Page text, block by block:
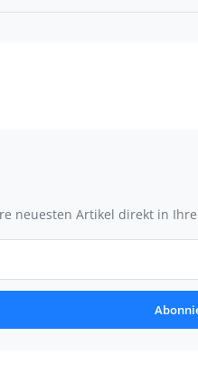
neuesten Artikel direkt in